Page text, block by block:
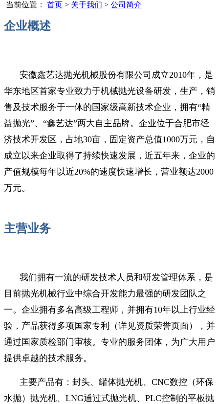
当前位置： 首页 > 关于我们 > 公司简介
企业概述
安徽鑫艺达抛光机械股份有限公司成立2010年，是
华东地区首家专业致力于机械抛光设备研发，生产，销
售及技术服务于一体的国家级高新技术企业，拥有“精
益抛光”、“鑫艺达”两大自主品牌。企业位于合肥市经
济技术开发区，占地30亩，固定资产总值1000万元，自
成立以来企业取得了持续快速发展，近五年来，企业的
产值规模每年以近20%的速度快速增长，营业额达2000
万元。
主营业务
我们拥有一流的研发技术人员和研发管理体系，是
目前抛光机械行业中综合开发能力最强的研发团队之
一。企业拥有多名高级工程师，并拥有10年以上行业经
验，产品获得多项国家专利（详见资质荣誉页面），并
通过国家质检部门审核。专业的服务团体，为广大用户
提供卓越的技术服务。
主要产品有：封头、罐体抛光机、CNC数控（环保
水抛）抛光机、LNG通过式抛光机、PLC控制的平板抛